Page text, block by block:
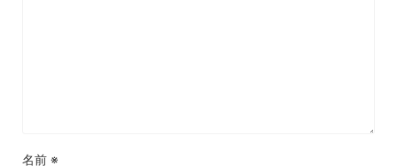
名前 ※